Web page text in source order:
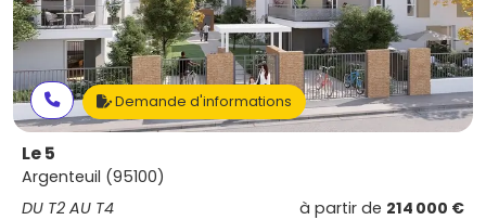
Demande d'informations
Le 5
Argenteuil (95100)
DU T2 AU T4
à partir de 214 000 €